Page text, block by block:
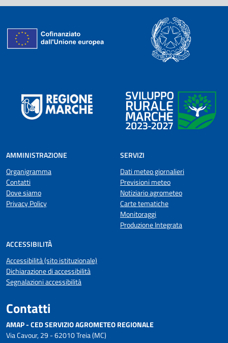
AMMINISTRAZIONE
Organigramma
Contatti
Dove siamo
Privacy Policy
SERVIZI
Dati meteo giornalieri
Previsioni meteo
Notiziario agrometeo
Carte tematiche
Monitoraggi
Produzione Integrata
ACCESSIBILITÀ
Accessibilità (sito istituzionale)
Dichiarazione di accessibilità
Segnalazioni accessibilità
Contatti
AMAP - CED SERVIZIO AGROMETEO REGIONALE
Via Cavour, 29 - 62010 Treia (MC)